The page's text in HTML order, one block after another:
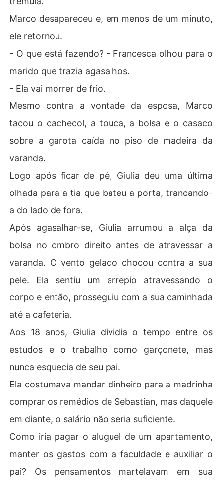
Marco desapareceu e, em menos de um minuto,
ele retornou.
- O que está fazendo? - Francesca olhou para o
marido que trazia agasalhos.
- Ela vai morrer de frio.
Mesmo contra a vontade da esposa, Marco
tacou o cachecol, a touca, a bolsa e o casaco
sobre a garota caída no piso de madeira da
varanda.
Logo após ficar de pé, Giulia deu uma última
olhada para a tia que bateu a porta, trancando-
a do lado de fora.
Após agasalhar-se, Giulia arrumou a alça da
bolsa no ombro direito antes de atravessar a
varanda. O vento gelado chocou contra a sua
pele. Ela sentiu um arrepio atravessando o
corpo e então, prosseguiu com a sua caminhada
até a cafeteria.
Aos 18 anos, Giulia dividia o tempo entre os
estudos e o trabalho como garçonete, mas
nunca esquecia de seu pai.
Ela costumava mandar dinheiro para a madrinha
comprar os remédios de Sebastian, mas daquele
em diante, o salário não seria suficiente.
Como iria pagar o aluguel de um apartamento,
manter os gastos com a faculdade e auxiliar o
pai? Os pensamentos martelavam em sua